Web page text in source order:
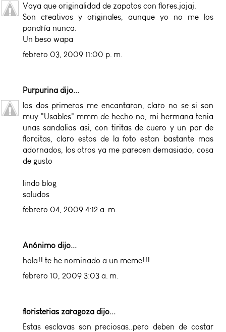
Vaya que originalidad de zapatos con flores.jajaj.
Son creativos y originales, aunque yo no me los
pondría nunca.
Un beso wapa
febrero 03, 2009 11:00 p. m.
Purpurina dijo...
los dos primeros me encantaron, claro no se si son
muy "Usables" mmm de hecho no, mi hermana tenia
unas sandalias asi, con tiritas de cuero y un par de
florcitas, claro estos de la foto estan bastante mas
adornados, los otros ya me parecen demasiado, cosa
de gusto
lindo blog
saludos
febrero 04, 2009 4:12 a. m.
Anónimo dijo...
hola!! te he nominado a un meme!!!
febrero 10, 2009 3:03 a. m.
floristerias zaragoza dijo...
Estas esclavas son preciosas..pero deben de costar